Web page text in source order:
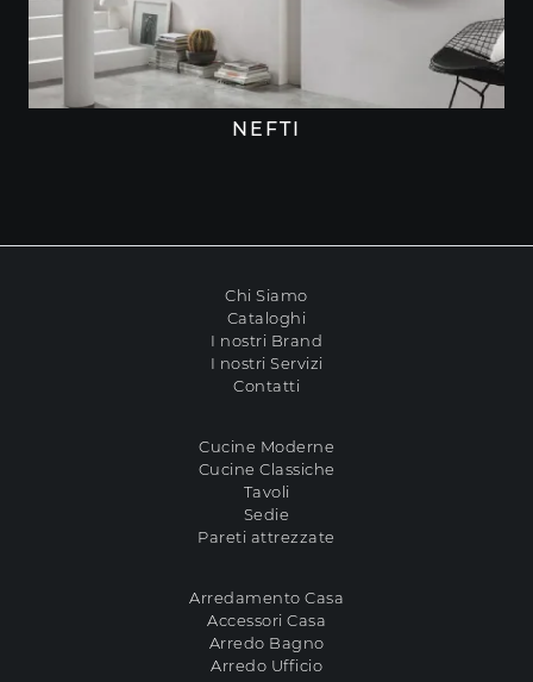
NEFTI
Chi Siamo
Cataloghi
I nostri Brand
I nostri Servizi
Contatti
Cucine Moderne
Cucine Classiche
Tavoli
Sedie
Pareti attrezzate
Arredamento Casa
Accessori Casa
Arredo Bagno
Arredo Ufficio